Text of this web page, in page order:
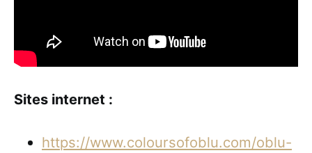
Sites internet :
https://www.coloursofoblu.com/oblu-